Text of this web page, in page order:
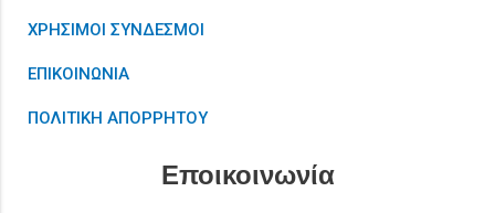
ΧΡΗΣΙΜΟΙ ΣΥΝΔΕΣΜΟΙ
ΕΠΙΚΟΙΝΩΝΙΑ
ΠΟΛΙΤΙΚΗ ΑΠΟΡΡΗΤΟΥ
Εποικοινωνία